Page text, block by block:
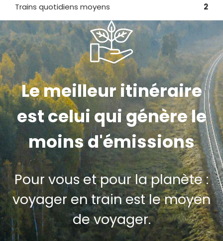
Trains quotidiens moyens 2
Le meilleur itinéraire
est celui qui génère le
moins d'émissions
Pour vous et pour la planète :
voyager en train est le moyen
de voyager.